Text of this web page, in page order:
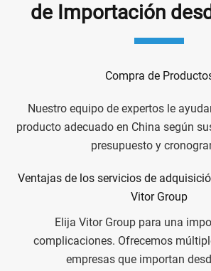
de Importación
Compra de
Nuestro equipo de expertos le
producto adecuado en China según
presupuesto y
Ventajas de los servicios de
Vitor Group
Elija Vitor Group para una
complicaciones. Ofrecemos
empresas que importan